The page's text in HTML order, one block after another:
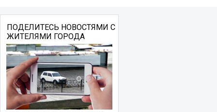
ПОДЕЛИТЕСЬ НОВОСТЯМИ С
ЖИТЕЛЯМИ ГОРОДА